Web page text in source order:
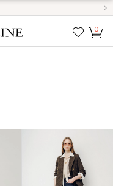
我的
0